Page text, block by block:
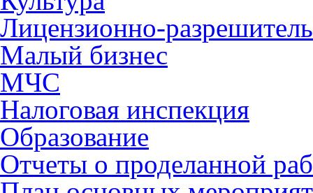
Лицензионно-
Малый бизнес
МЧС
Налоговая инспекция
Образование
Отчеты о проделанной